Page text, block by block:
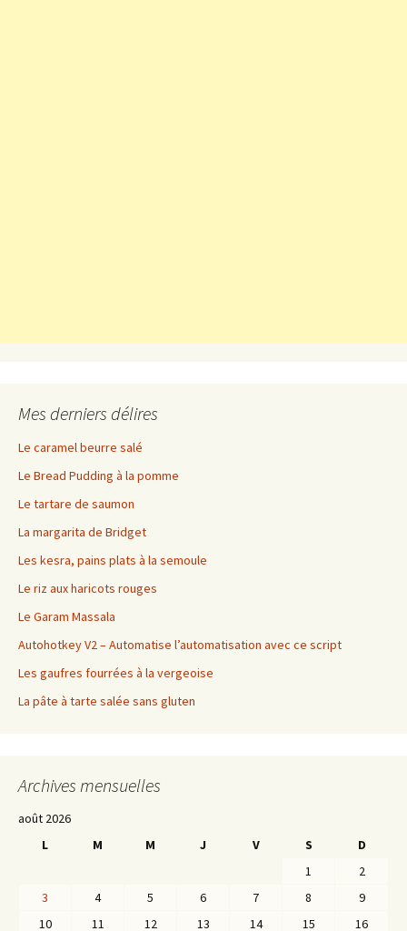
Mes derniers délires
Le caramel beurre salé
Le Bread Pudding à la pomme
Le tartare de saumon
La margarita de Bridget
Les kesra, pains plats à la semoule
Le riz aux haricots rouges
Le Garam Massala
Autohotkey V2 – Automatise l’automatisation avec ce script
Les gaufres fourrées à la vergeoise
La pâte à tarte salée sans gluten
Archives mensuelles
août 2026
L
M M J V S
D
1
2
3
4 5 6 7 8
9
10
11 12 13 14 15 16